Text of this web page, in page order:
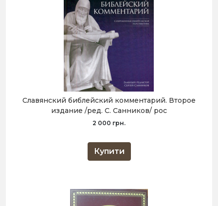
Славянский библейский комментарий. Второе
издание /ред. С. Санников/ рос
2 000 грн.
Купити